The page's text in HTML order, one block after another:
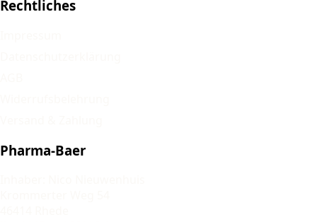
Rechtliches
Pharma-Baer